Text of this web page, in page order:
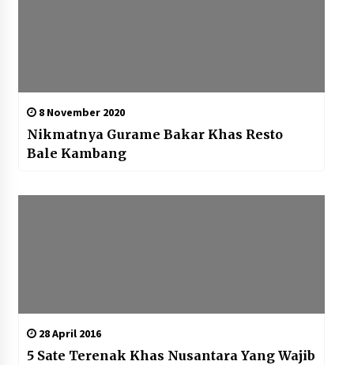
8 November 2020
Nikmatnya Gurame Bakar Khas Resto
Bale Kambang
28 April 2016
5 Sate Terenak Khas Nusantara Yang Wajib